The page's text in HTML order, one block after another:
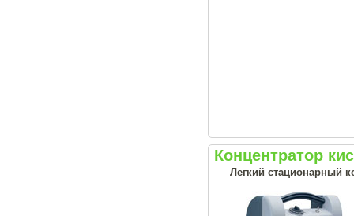
Концентратор
Легкий стационарный